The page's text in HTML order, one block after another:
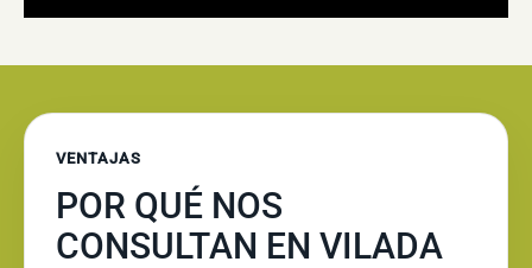
VENTAJAS
POR QUÉ NOS
CONSULTAN EN VILADA